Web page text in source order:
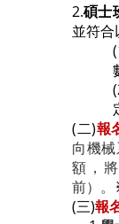
2.碩士
並符合
(二)報
向機
額，
前）。
(三)報